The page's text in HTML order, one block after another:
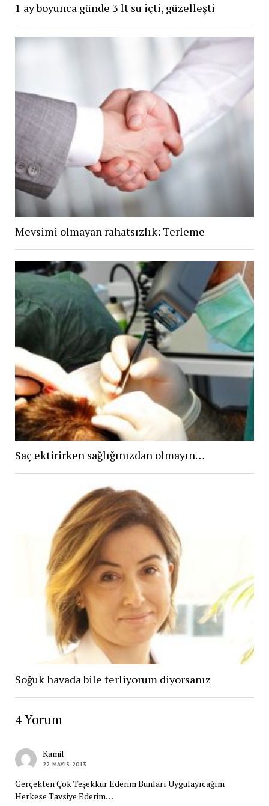
1 ay boyunca günde 3 lt su içti, güzelleşti
Mevsimi olmayan rahatsızlık: Terleme
Saç ektirirken sağlığınızdan olmayın…
Soğuk havada bile terliyorum diyorsanız
4 Yorum
Kamil
22 MAYIS 2013
Gerçekten Çok Teşekkür Ederim Bunları Uygulayıcağım
Herkese Tavsiye Ederim…